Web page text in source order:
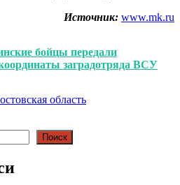
Источник: www.mk.ru
бойцы передали
заградотряда ВСУ
область
Поиск